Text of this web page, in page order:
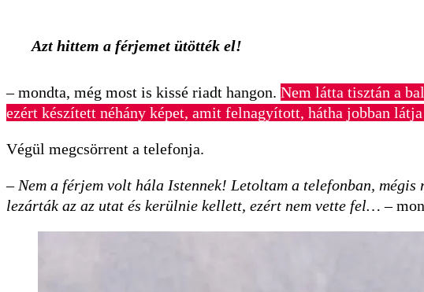
Azt hittem a férjemet ütötték el!
–mondta, még most is kissé riadt hangon. Nem látta tisztán a
ezért készített néhány képet, amit felnagyított, hátha jobban
Végül megcsörrent a telefonja.
– Nem a férjem volt hála Istennek! Letoltam a telefonban,
lezárták az az utat és kerülnie kellett, ezért nem vette fel… –